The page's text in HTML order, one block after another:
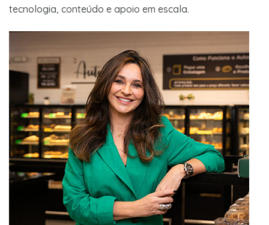
tecnologia, conteúdo e apoio em escala.